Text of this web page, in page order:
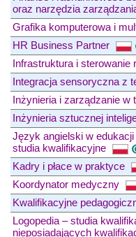
oraz narzędzia
Grafika komputerowa i
HR Business Partner
Infrastruktura i sterowanie
Integracja sensoryczna z
Inżynieria i zarządzanie w
Inżynieria sztucznej
Język angielski w
studia kwalifikacyjne
Kadry i płace w praktyce
Koordynator medyczny
Kwalifikacyjne
Logopedia – studia
nieposiadających